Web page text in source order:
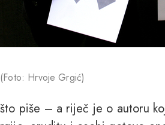
Hrvoje Grgić)
piše – a riječ je o autoru